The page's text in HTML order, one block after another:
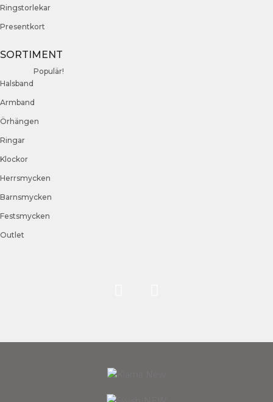
Ringstorlekar
Presentkort
SORTIMENT
Halsband
Populär!
Armband
Örhängen
Ringar
Klockor
Herrsmycken
Barnsmycken
Festsmycken
Outlet